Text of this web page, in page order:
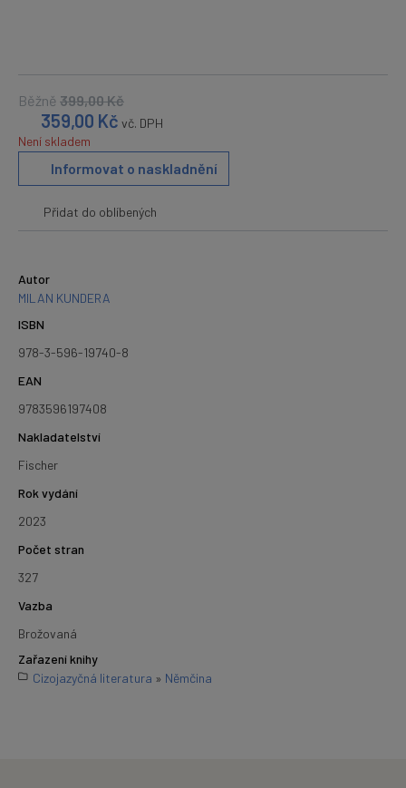
Běžně 399,00Kč
359,00 Kč vč. DPH
Není skladem
Informovat o naskladnění
Přidat do oblíbených
Autor
MILAN KUNDERA
ISBN
978-3-596-19740-8
EAN
9783596197408
Nakladatelství
Fischer
Rok vydání
2023
Počet stran
327
Vazba
Brožovaná
Zařazení knihy
Cizojazyčná literatura » Němčina